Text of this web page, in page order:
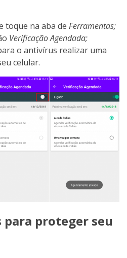
toque na aba de Ferramentas;
Verificação Agendada;
o antivírus realizar uma
celular.
proteger seu